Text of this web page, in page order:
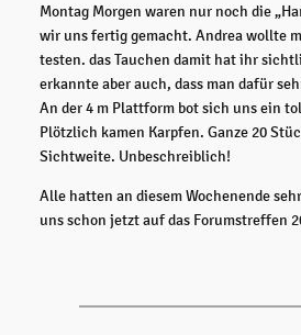
Montag Morgen waren nur noch die
wir uns fertig gemacht. Andrea wollte
testen. das Tauchen damit hat ihr
erkannte aber auch, dass man dafür
An der 4 m Plattform bot sich uns ein
Plötzlich kamen Karpfen. Ganze 20
Sichtweite. Unbeschreiblich!
Alle hatten an diesem Wochenende
uns schon jetzt auf das Forumstreffen